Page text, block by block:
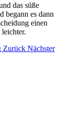
das süße
begann es dann
einen
Zurück Nächster